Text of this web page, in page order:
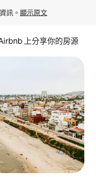
訊。 顯示原文
上分享你的房源